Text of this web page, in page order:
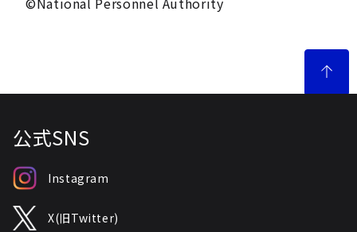
公式SNS
Instagram
X(旧Twitter)